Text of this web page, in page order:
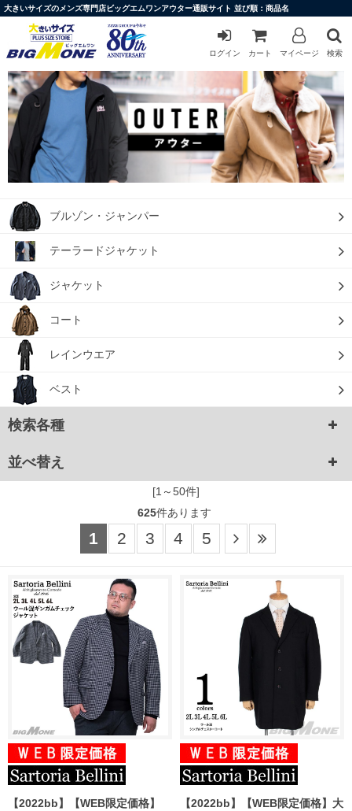
大きいサイズのメンズ専門店ビッグエムワンアウター通販サイト 並び順：商品名
ログイン カート マイページ 検索
ブルゾン・ジャンパー
テーラードジャケット
ジャケット
コート
レインウエア
ベスト
検索各種
並べ替え
[1～50件]
625件あります
1 2 3 4 5
【2022bb】【WEB限定価格】
【2022bb】【WEB限定価格】大